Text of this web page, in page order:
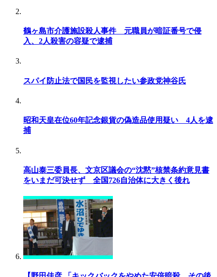
鶴ヶ島市介護施設殺人事件 元職員が暗証番号で侵
入、2人殺害の容疑で逮捕
スパイ防止法で国民を監視したい参政党神谷氏
昭和天皇在位60年記念銀貨の偽造品使用疑い 4人を逮
捕
高山泰三委員長、文京区議会の“沈黙”核禁条約意見書
をいまだ可決せず 全国726自治体に大きく後れ